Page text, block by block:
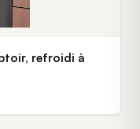
refroidi à